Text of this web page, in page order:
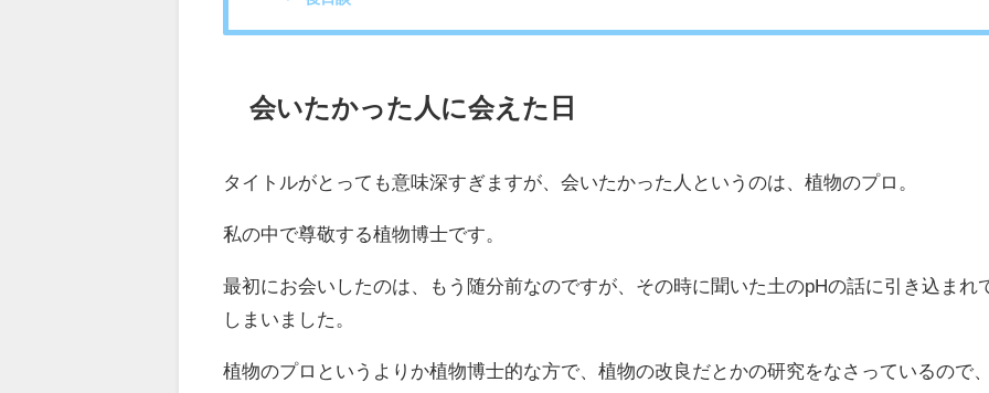
会いたかった人に会えた日
タイトルがとっても意味深すぎますが、会いたかった人というのは、植物のプロ。
私の中で尊敬する植物博士です。
最初にお会いしたのは、もう随分前なのですが、その時に聞いた土のpHの話に引き込まれ
しまいました。
植物のプロというよりか植物博士的な方で、植物の改良だとかの研究をなさっているので